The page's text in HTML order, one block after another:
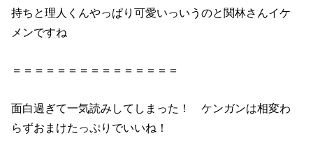
持ちと理人くんやっぱり可愛いっいうのと関林さんイケ
メンですね
＝＝＝＝＝＝＝＝＝＝＝＝＝＝＝
面白過ぎて一気読みしてしまった！ ケンガンは相変わ
らずおまけたっぷりでいいね！